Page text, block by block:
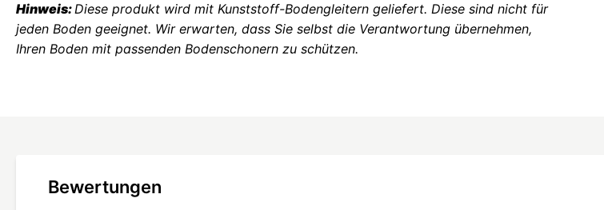
Hinweis:Diese produkt wird mit Kunststoff-Bodengleitern geliefert. Diese sind nicht für
jeden Boden geeignet. Wir erwarten, dass Sie selbst die Verantwortung übernehmen,
Ihren Boden mit passenden Bodenschonern zu schützen.
Bewertungen